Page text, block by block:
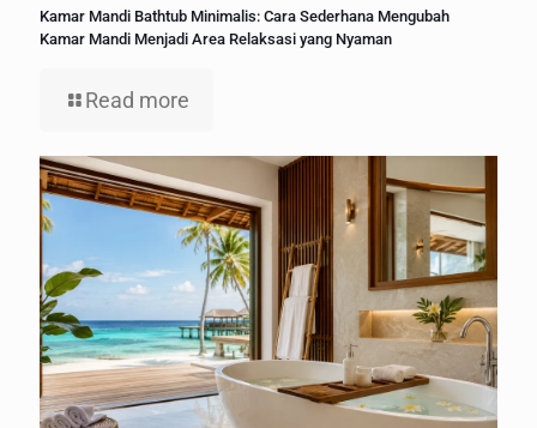
Kamar Mandi Bathtub Minimalis: Cara Sederhana Mengubah
Kamar Mandi Menjadi Area Relaksasi yang Nyaman
Read more